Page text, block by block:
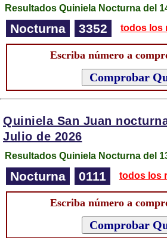
Resultados Quiniela Nocturna del
Nocturna 3352 todos los
Escriba número a
Quiniela San Juan
Julio de 2026
Resultados Quiniela Nocturna del
Nocturna 0111 todos los
Escriba número a